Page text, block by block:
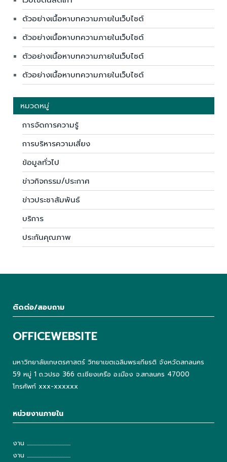
ตัวอย่างเนื้อหาบทความภายในเว็บไซต์
ตัวอย่างเนื้อหาบทความภายในเว็บไซต์
ตัวอย่างเนื้อหาบทความภายในเว็บไซต์
ตัวอย่างเนื้อหาบทความภายในเว็บไซต์
หมวดหมู่
การจัดการความรู้
การบริหารความเสี่ยง
ข้อมูลทั่วไป
ข่าวกิจกรรม/ประกาศ
ข่าวประชาสัมพันธ์
บริการ
ประกันคุณภาพ
ติดต่อ/สอบถาม
OFFICEWEBSITE
มหาวิทยาลัยเกษตรศาสตร์ วิทยาเขตเฉลิมพระเกียรติ จังหวัดสกลนคร
59 หมู่ 1 ถ.วปรอ 366 ต.เชียงเครือ อ.เมือง จ.สกลนคร 47000
โทรศัพท์ xxx-xxxxxx
หน่วยงานภายใน
งาน ...........................................
งาน ...........................................